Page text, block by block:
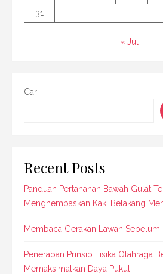
31
« Jul
Cari
Recent Posts
Panduan Pertahanan Bawah Gulat
Menghempaskan Kaki Belakang
Membaca Gerakan Lawan Sebelum
Penerapan Prinsip Fisika Olahraga
Memaksimalkan Daya Pukul